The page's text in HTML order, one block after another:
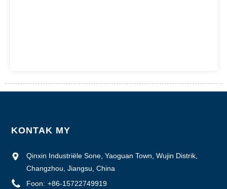
KONTAK MY
Qinxin Industriële Sone, Yaoguan Town, Wujin Distrik,
Changzhou, Jiangsu, China
Foon: +86-15722749919